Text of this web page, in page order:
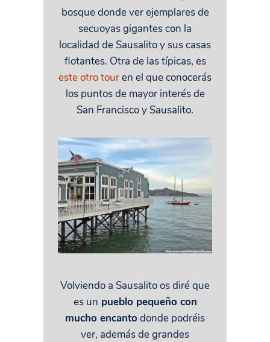
bosque donde ver ejemplares de
secuoyas gigantes con la
localidad de Sausalito y sus casas
flotantes. Otra de las típicas, es
este otro touren el que conocerás
los puntos de mayor interés de
San Francisco y Sausalito.
Volviendo a Sausalito os diré que
es un pueblo pequeño con
mucho encanto donde podréis
ver, además de grandes